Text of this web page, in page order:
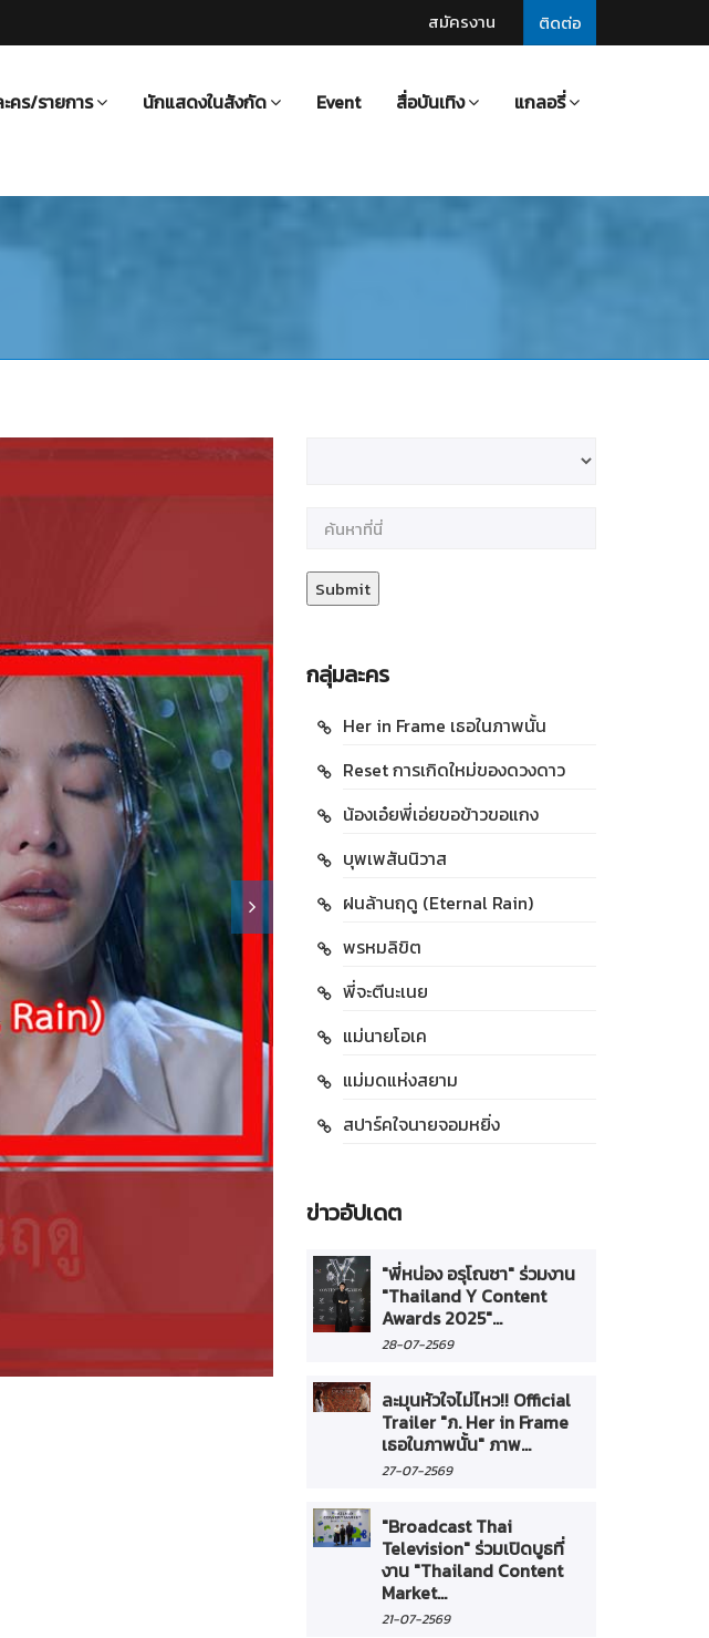
ติดต่อ
สมัครงาน
คร/รายการ นักแสดงในสังกัด Event สื่อบันเทิง แกลอรี่
กลุ่มละคร
Her in Frame เธอในภาพนั้น
Reset การเกิดใหม่ของดวงดาว
น้องเอ๋ยพี่เอ่ยขอข้าวขอแกง
บุพเพสันนิวาส
ฝนล้านฤดู (Eternal Rain)
พรหมลิขิต
พี่จะตีนะเนย
แม่นายโอเค
แม่มดแห่งสยาม
สปาร์คใจนายจอมหยิ่ง
ข่าวอัปเดต
"พี่หน่อง อรุโณชา" ร่วมงาน
"Thailand Y Content
Awards 2025"...
28-07-2569
ละมุนหัวใจไม่ไหว!! Official
Trailer "ภ. Her in Frame
เธอในภาพนั้น" ภาพ...
27-07-2569
"Broadcast Thai
Television" ร่วมเปิดบูธที่
งาน "Thailand Content
Market...
21-07-2569